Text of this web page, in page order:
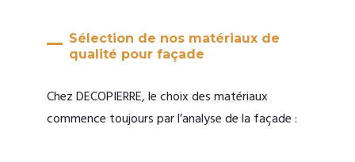
Sélection de nos matériaux de
qualité pour façade
Chez DECOPIERRE, le choix des matériaux
commence toujours par l’analyse de la façade :